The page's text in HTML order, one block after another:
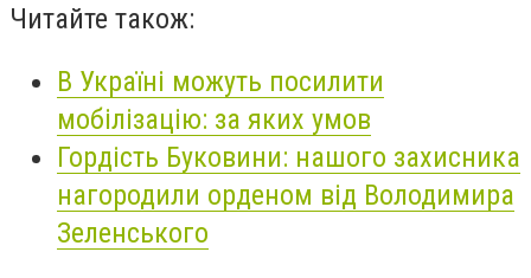
Читайте також:
В Україні можуть посилити
мобілізацію: за яких умов
Гордість Буковини: нашого захисника
нагородили орденом від Володимира
Зеленського